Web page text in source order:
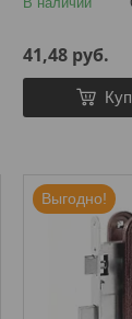
41,48 руб.
Выгодно!